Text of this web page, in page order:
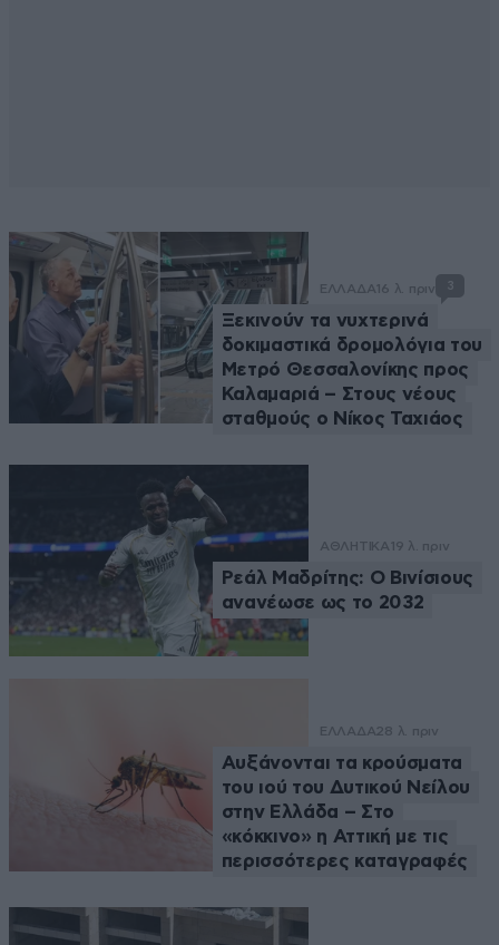
ΕΛΛΑΔΑ 16 λ. πριν 3
Ξεκινούν τα νυχτερινά
δοκιμαστικά δρομολόγια του
Μετρό Θεσσαλονίκης προς
Καλαμαριά – Στους νέους
σταθμούς ο Νίκος Ταχιάος
ΑΘΛΗΤΙΚΑ 19 λ. πριν
Ρεάλ Μαδρίτης: Ο Βινίσιους
ανανέωσε ως το 2032
ΕΛΛΑΔΑ28 λ. πριν
Αυξάνονται τα κρούσματα
του ιού του Δυτικού Νείλου
στην Ελλάδα – Στο
«κόκκινο» η Αττική με τις
περισσότερες καταγραφές